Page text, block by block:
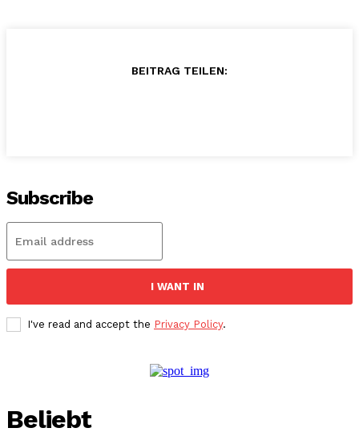
BEITRAG TEILEN:
Subscribe
I WANT IN
I've read and accept the Privacy Policy.
Beliebt